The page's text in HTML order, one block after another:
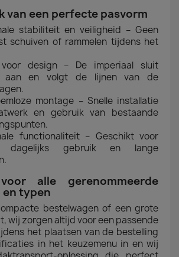
van een perfecte pasvorm
stabiliteit en veiligheid – Geen
schuiven of rammelen tijdens het
design – De imperiaal sluit
aan en volgt de lijnen van de
montage – Snelle installatie
en gebruik van bestaande
functionaliteit – Geschikt voor
dagelijks gebruik en lange
alle gerenommeerde
typen
bestelwagen of een grote
wij zorgen altijd voor een passende
het plaatsen van de bestelling
in het keuzemenu in en wij